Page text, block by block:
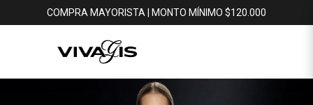
COMPRA MAYORISTA | MONTO MÍNIMO $120.000